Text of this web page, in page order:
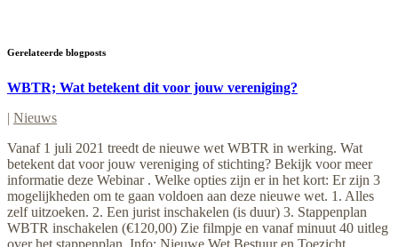
Gerelateerde blogposts
WBTR; Wat betekent dit voor jouw vereniging?
| Nieuws
Vanaf 1 juli 2021 treedt de nieuwe wet WBTR in werking. Wat
betekent dat voor jouw vereniging of stichting? Bekijk voor meer
informatie deze Webinar . Welke opties zijn er in het kort: Er zijn 3
mogelijkheden om te gaan voldoen aan deze nieuwe wet. 1. Alles
zelf uitzoeken. 2. Een jurist inschakelen (is duur) 3. Stappenplan
WBTR inschakelen (€120,00) Zie filmpje en vanaf minuut 40 uitleg
over het stappenplan. Info: Nieuwe Wet Bestuur en Toezicht